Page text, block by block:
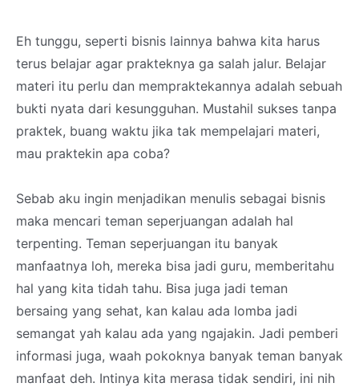
Eh tunggu, seperti bisnis lainnya bahwa kita harus
terus belajar agar prakteknya ga salah jalur. Belajar
materi itu perlu dan mempraktekannya adalah sebuah
bukti nyata dari kesungguhan. Mustahil sukses tanpa
praktek, buang waktu jika tak mempelajari materi,
mau praktekin apa coba?
Sebab aku ingin menjadikan menulis sebagai bisnis
maka mencari teman seperjuangan adalah hal
terpenting. Teman seperjuangan itu banyak
manfaatnya loh, mereka bisa jadi guru, memberitahu
hal yang kita tidah tahu. Bisa juga jadi teman
bersaing yang sehat, kan kalau ada lomba jadi
semangat yah kalau ada yang ngajakin. Jadi pemberi
informasi juga, waah pokoknya banyak teman banyak
manfaat deh. Intinya kita merasa tidak sendiri, ini nih